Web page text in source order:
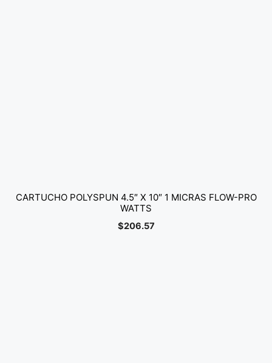
CARTUCHO POLYSPUN 4.5″ X 10″ 1 MICRAS FLOW-PRO
WATTS
$206.57